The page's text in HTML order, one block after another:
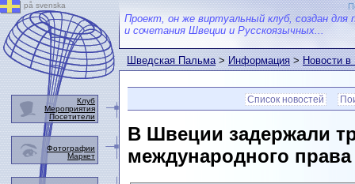
Проект, он же виртуальный клуб, создан для
и сочетания Швеции и Русскоязычных...
Шведская Пальма>Информация>Новости
Список новостей
В Швеции задержали
международного
på svenska
Клуб
Мероприятия
Посетители
Фотографии
Маркет